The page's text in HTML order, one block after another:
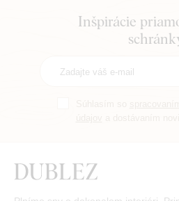
Inšpirácie